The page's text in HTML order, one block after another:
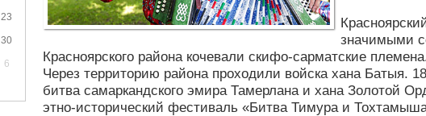
23
30
6
значимыми
Красноярского района кочевали скифо-сарматские
Через территорию района проходили войска хана Батыя.
битва самаркандского эмира Тамерлана и хана Золотой
этно-исторический фестиваль «Битва Тимура и